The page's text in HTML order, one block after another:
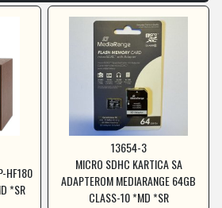
HF180
*SR
13654-3
MICRO SDHC KARTICA SA
ADAPTEROM MEDIARANGE 64GB
CLASS-10 *MD *SR